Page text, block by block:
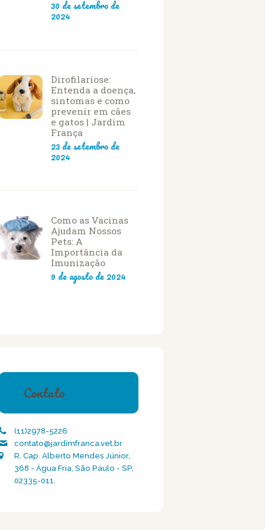
30 de setembro de
2024
Dirofilariose:
Entenda a doença,
sintomas e como
prevenir em cães
e gatos | Jardim
França
23 de setembro de
2024
Como as Vacinas
Ajudam Nossos
Pets: A
Importância da
Imunização
9 de agosto de 2024
Contato
(11)2978-5226
contato@jardimfranca.vet.br
R. Cap. Alberto Mendes Júnior,
368 - Água Fria, São Paulo - SP,
02335-011.